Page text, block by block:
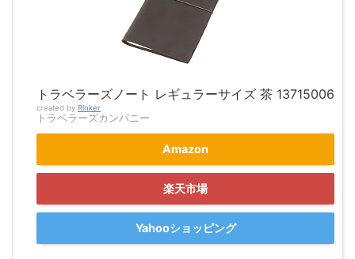
トラベラーズノート レギュラーサイズ 茶 13715006
created by Rinker
トラベラーズカンパニー
Amazon
楽天市場
Yahooショッピング